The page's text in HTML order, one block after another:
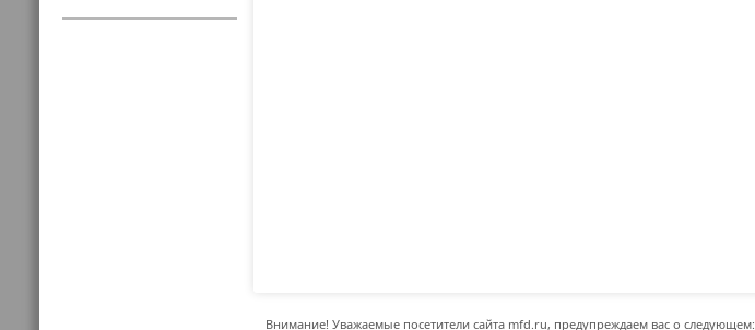
Внимание! Уважаемые посетители сайта mfd.ru, предупреждаем вас о следующем: